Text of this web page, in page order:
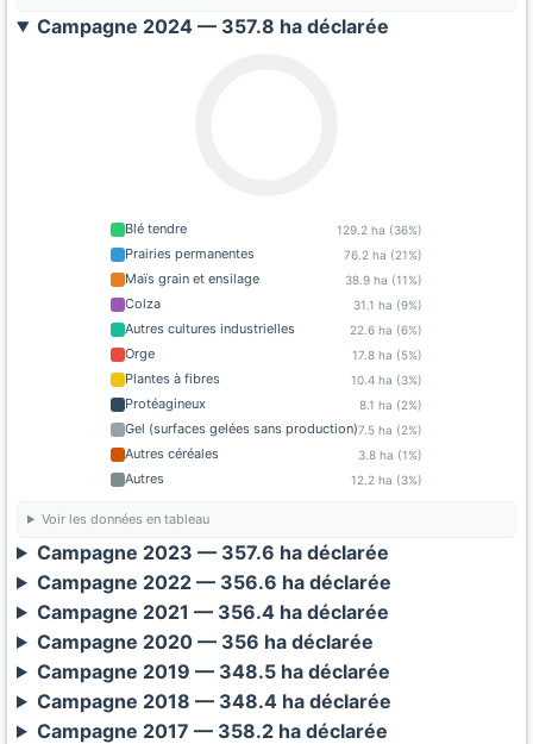
Campagne 2024 — 357.8 ha déclarée
Blé tendre 129.2 ha (36%)
Prairies permanentes 76.2 ha (21%)
Maïs grain et ensilage 38.9 ha (11%)
Colza 31.1 ha (9%)
Autres cultures industrielles 22.6 ha (6%)
Orge 17.8 ha (5%)
Plantes à fibres 10.4 ha (3%)
Protéagineux 8.1 ha (2%)
Gel (surfaces gelées sans production)7.5 ha (2%)
Autres céréales 3.8 ha (1%)
Autres 12.2 ha (3%)
Voir les données en tableau
Campagne 2023 — 357.6 ha déclarée
Campagne 2022 — 356.6 ha déclarée
Campagne 2021 — 356.4 ha déclarée
Campagne 2020 — 356 ha déclarée
Campagne 2019 — 348.5 ha déclarée
Campagne 2018 — 348.4 ha déclarée
Campagne 2017 — 358.2 ha déclarée